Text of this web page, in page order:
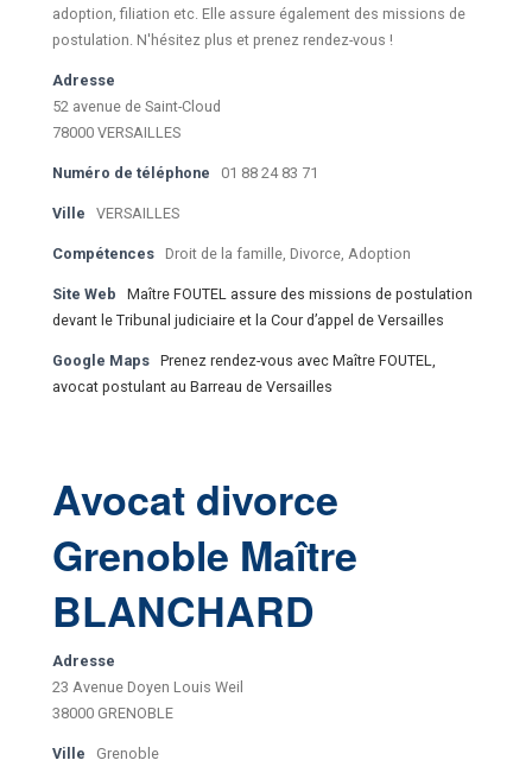
adoption, filiation etc. Elle assure également des missions de
postulation. N'hésitez plus et prenez rendez-vous !
Adresse
52 avenue de Saint-Cloud
78000 VERSAILLES
Numéro de téléphone 01 88 24 83 71
Ville VERSAILLES
Compétences Droit de la famille, Divorce, Adoption
Site Web
Maître FOUTEL assure des missions de postulation
devant le Tribunal judiciaire et la Cour d’appel de Versailles
Google Maps
Prenez rendez-vous avec Maître FOUTEL,
avocat postulant au Barreau de Versailles
Avocat divorce
Grenoble Maître
BLANCHARD
Adresse
23 Avenue Doyen Louis Weil
38000 GRENOBLE
Ville Grenoble